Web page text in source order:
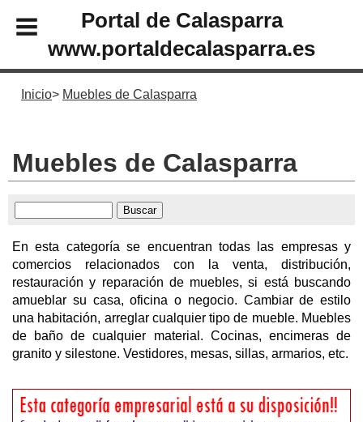
Portal de Calasparra
www.portaldecalasparra.es
Inicio Muebles de Calasparra
Muebles de Calasparra
En esta categoría se encuentran todas las empresas y
comercios relacionados con la venta, distribución,
restauración y reparación de muebles, si está buscando
amueblar su casa, oficina o negocio. Cambiar de estilo
una habitación, arreglar cualquier tipo de mueble. Muebles
de baño de cualquier material. Cocinas, encimeras de
granito y silestone. Vestidores, mesas, sillas, armarios, etc.